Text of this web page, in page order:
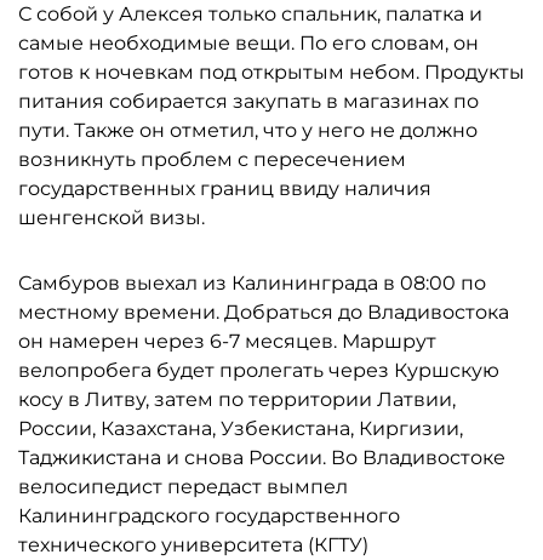
С собой у Алексея только спальник, палатка и
самые необходимые вещи. По его словам, он
готов к ночевкам под открытым небом. Продукты
питания собирается закупать в магазинах по
пути. Также он отметил, что у него не должно
возникнуть проблем с пересечением
государственных границ ввиду наличия
шенгенской визы.
Самбуров выехал из Калининграда в 08:00 по
местному времени. Добраться до Владивостока
он намерен через 6-7 месяцев. Маршрут
велопробега будет пролегать через Куршскую
косу в Литву, затем по территории Латвии,
России, Казахстана, Узбекистана, Киргизии,
Таджикистана и снова России. Во Владивостоке
велосипедист передаст вымпел
Калининградского государственного
технического университета (КГТУ)